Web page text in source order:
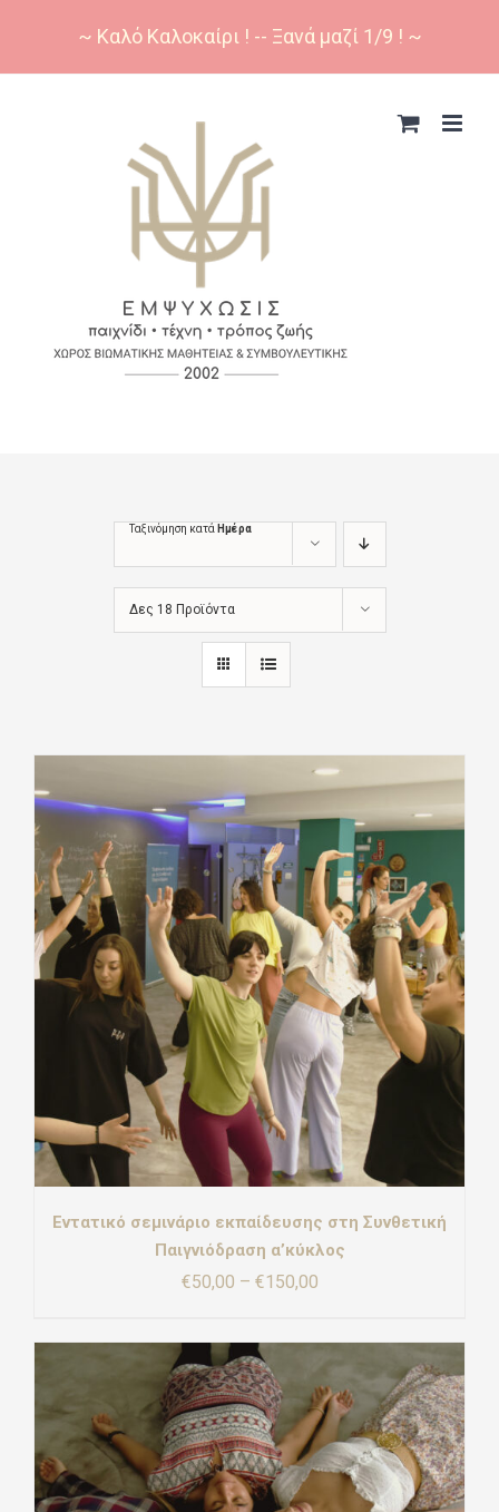
Ταξινόμηση κατά Ημέρα
Δες 18 Προϊόντα
Εντατικό σεμινάριο εκπαίδευσης στη Συνθετική
Παιγνιόδραση α’κύκλος
€50,00 – €150,00Price
through
€150,00
~ Καλό Καλοκαίρι ! -- Ξανά μαζί 1/9 ! ~